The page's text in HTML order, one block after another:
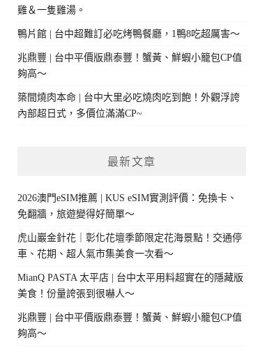
雞＆一隻雞湯。
鴨片館 | 台中超難訂必吃烤鴨餐廳，1鴨8吃超厲害～
兆鼎豐 | 台中平價版鼎泰豐！蟹黃、鮮蝦小籠包CP值
夠高～
築間燒肉本命 | 台中大里必吃燒肉吃到飽！外觀浮誇
內部超日式，多價位滿滿CP~
最新文章
2026澳門eSIM推薦 | KUS eSIM實測評價：免換卡、
免翻牆，旅遊變得好簡單～
虎山巖金針花｜彰化花壇季節限定花海景點！交通停
車、花期、超人氣市集美食一次看～
MianQ PASTA 太平店 | 台中太平用料超實在的隱藏版
美食！份量誇張到很嚇人～
兆鼎豐 | 台中平價版鼎泰豐！蟹黃、鮮蝦小籠包CP值
夠高～